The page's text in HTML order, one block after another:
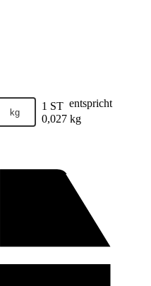
kg 1 ST entspricht
0,027 kg